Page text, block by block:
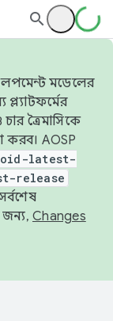
মডেলের
ত্রৈমাসিকে
করব। AOSP
latest-
release
জন্য, Changes